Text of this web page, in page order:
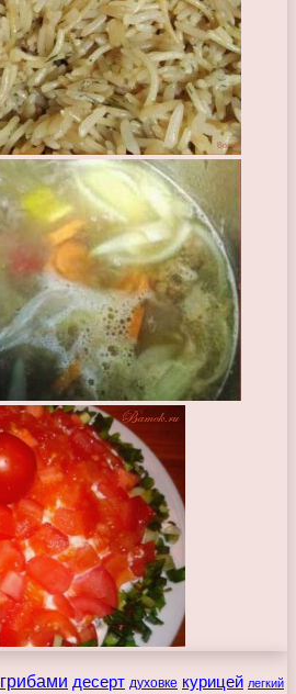
грибами десерт духовке курицей легкий